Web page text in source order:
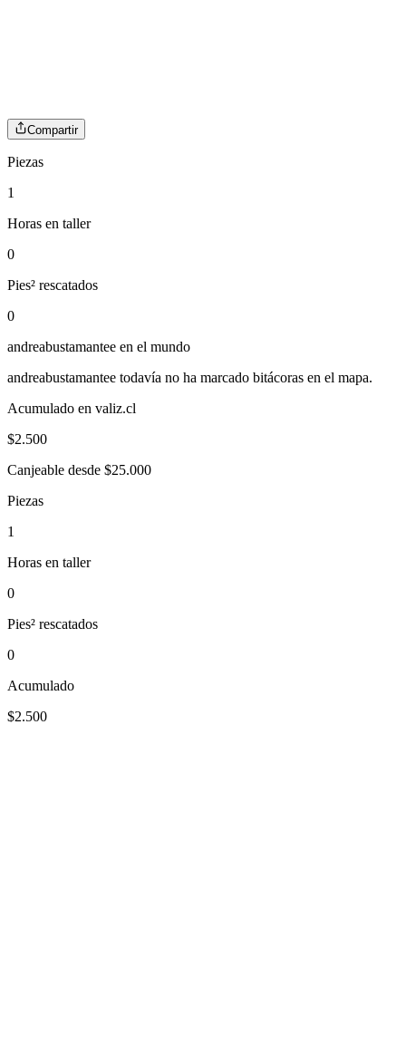
Compartir
Piezas
1
Horas en taller
0
Pies² rescatados
0
andreabustamantee en el mundo
andreabustamantee todavía no ha marcado bitácoras en el mapa.
Acumulado en valiz.cl
$2.500
Canjeable desde $25.000
Piezas
1
Horas en taller
0
Pies² rescatados
0
Acumulado
$2.500